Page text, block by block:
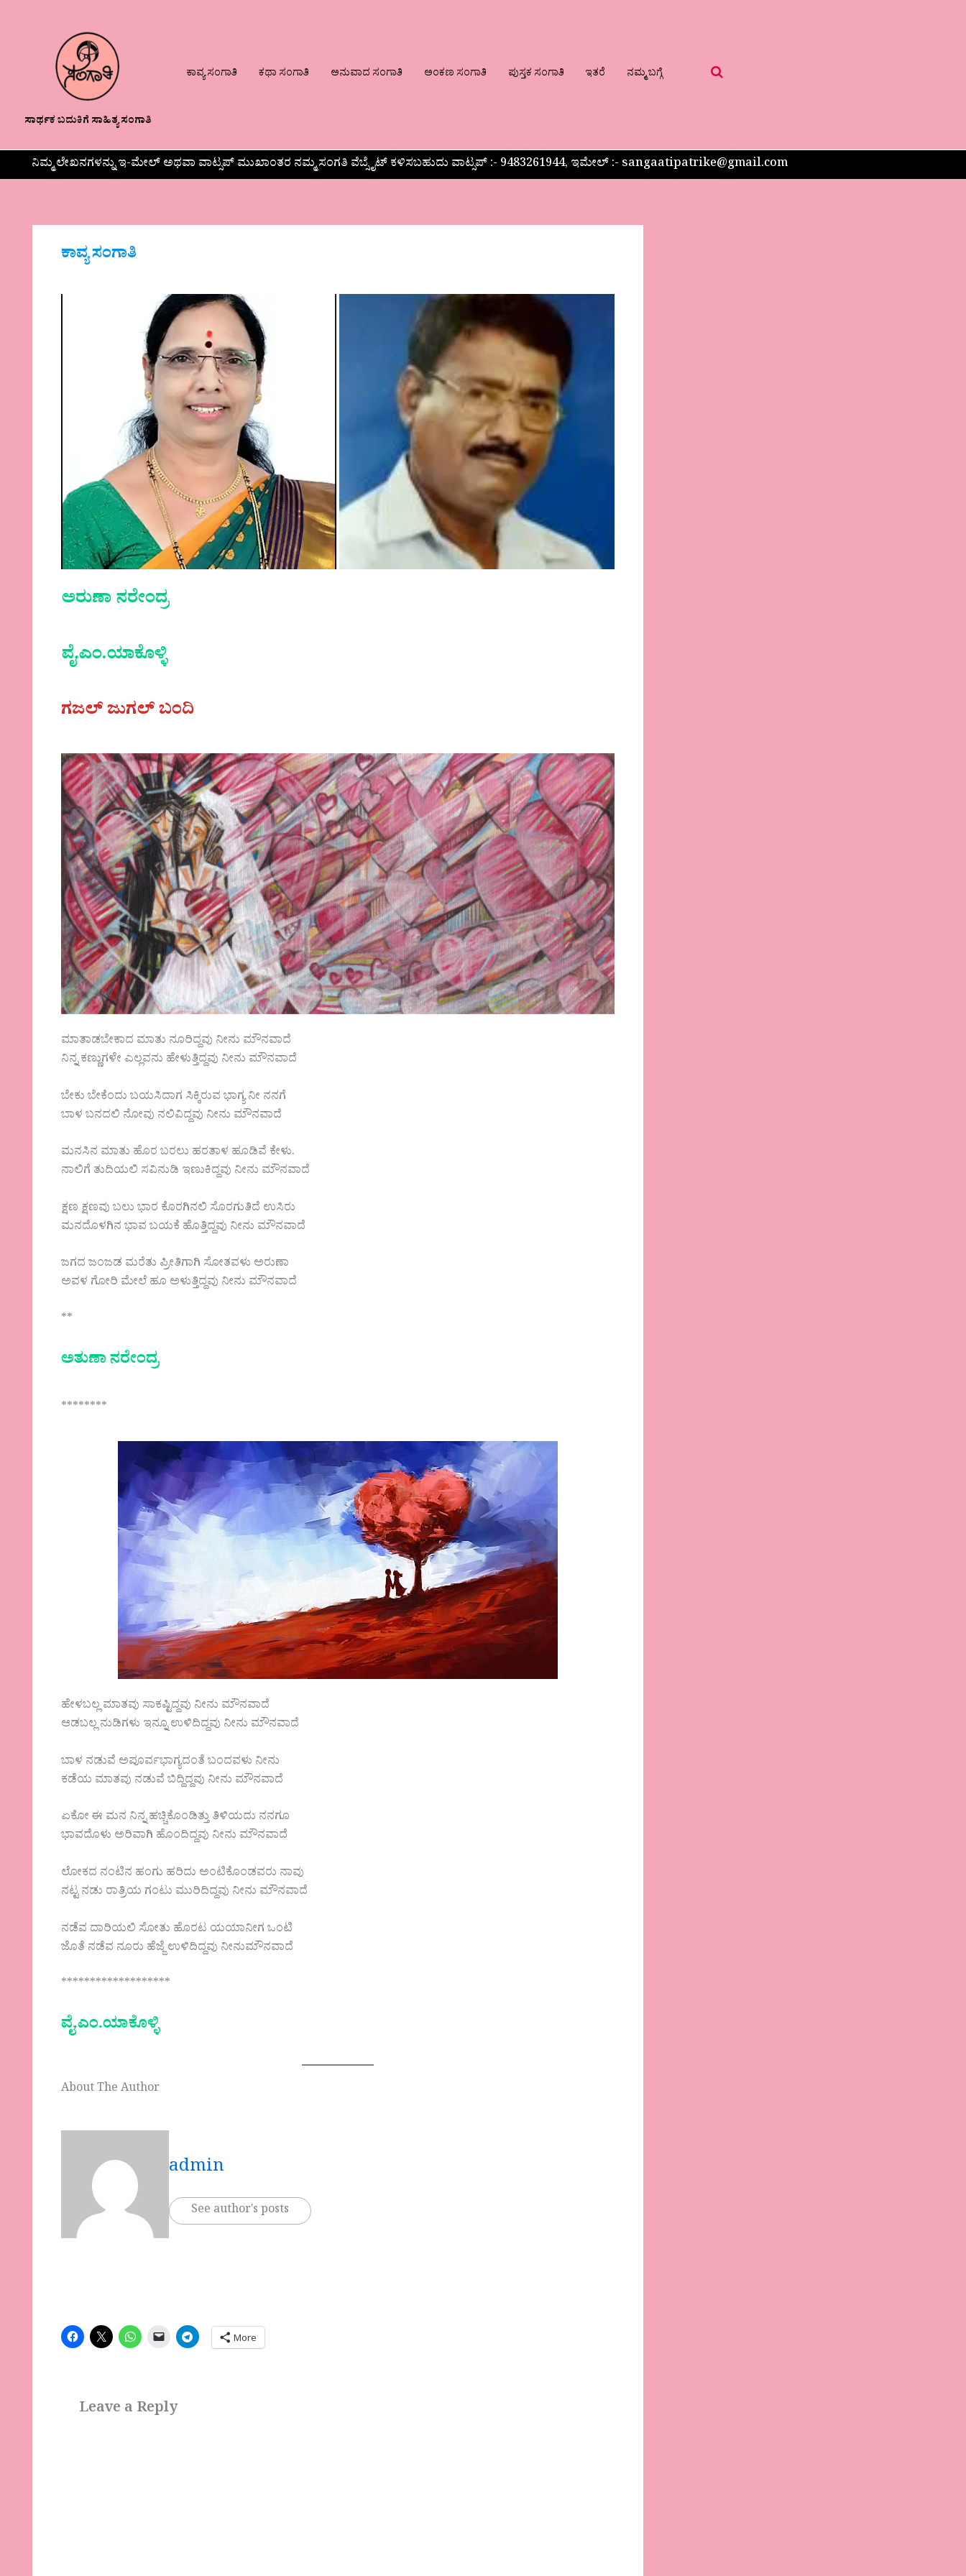
ಸಾರ್ಥಕ ಬದುಕಿಗೆ ಸಾಹಿತ್ಯ ಸಂಗಾತಿ
ಕಾವ್ಯ ಸಂಗಾತಿ ಕಥಾ ಸಂಗಾತಿ ಅನುವಾದ ಸಂಗಾತಿ ಅಂಕಣ ಸಂಗಾತಿ ಪುಸ್ತಕ ಸಂಗಾತಿ ಇತರೆ ನಮ್ಮ ಬಗ್ಗೆ
ನಿಮ್ಮ ಲೇಖನಗಳನ್ನು ಇ-ಮೇಲ್ ಅಥವಾ ವಾಟ್ಸಪ್ ಮುಖಾಂತರ ನಮ್ಮ ಸಂಗತಿ ವೆಬ್ಸೈಟ್ ಕಳಿಸಬಹುದು ವಾಟ್ಸಪ್‌ :- 9483261944, ಇಮೇಲ್ :- sangaatipatrike@gmail.com
ಕಾವ್ಯ ಸಂಗಾತಿ
ಅರುಣಾ ನರೇಂದ್ರ
ವೈ.ಎಂ.ಯಾಕೊಳ್ಳಿ
ಗಜಲ್ ಜುಗಲ್ ಬಂದಿ
ಮಾತಾಡಬೇಕಾದ ಮಾತು ನೂರಿದ್ದವು ನೀನು ಮೌನವಾದೆ
ನಿನ್ನ ಕಣ್ಣುಗಳೇ ಎಲ್ಲವನು ಹೇಳುತ್ತಿದ್ದವು ನೀನು ಮೌನವಾದೆ
ಬೇಕು ಬೇಕೆಂದು ಬಯಸಿದಾಗ ಸಿಕ್ಕಿರುವ ಭಾಗ್ಯ ನೀ ನನಗೆ
ಬಾಳ ಬನದಲಿ ನೋವು ನಲಿವಿದ್ದವು ನೀನು ಮೌನವಾದೆ
ಮನಸಿನ ಮಾತು ಹೊರ ಬರಲು ಹರತಾಳ ಹೂಡಿವೆ ಕೇಳು.
ನಾಲಿಗೆ ತುದಿಯಲಿ ಸವಿನುಡಿ ಇಣುಕಿದ್ದವು ನೀನು ಮೌನವಾದೆ
ಕ್ಷಣ ಕ್ಷಣವು ಬಲು ಭಾರ ಕೊರಗಿನಲಿ ಸೊರಗುತಿದೆ ಉಸಿರು
ಮನದೊಳಗಿನ ಭಾವ ಬಯಕೆ ಹೊತ್ತಿದ್ದವು ನೀನು ಮೌನವಾದೆ
ಜಗದ ಜಂಜಡ ಮರೆತು ಪ್ರೀತಿಗಾಗಿ ಸೋತವಳು ಅರುಣಾ
ಅವಳ ಗೋರಿ ಮೇಲೆ ಹೂ ಅಳುತ್ತಿದ್ದವು ನೀನು ಮೌನವಾದೆ
**
ಅತುಣಾ ನರೇಂದ್ರ
********
ಹೇಳಬಲ್ಲ‌ ಮಾತವು ಸಾಕಷ್ಟಿದ್ದವು ನೀನು ಮೌನವಾದೆ
ಆಡಬಲ್ಲ ನುಡಿಗಳು ಇನ್ನೂ ಉಳಿದಿದ್ದವು ನೀನು‌ ಮೌನವಾದೆ
ಬಾಳ ನಡುವೆ ಅಪೂರ್ವಭಾಗ್ಯದಂತೆ ಬಂದವಳು ನೀನು
ಕಡೆಯ ಮಾತವು ನಡುವೆ ಬಿದ್ದಿದ್ದವು ನೀನು ಮೌನವಾದೆ
ಏಕೋ‌ ಈ ಮನ ನಿನ್ನ ಹಚ್ಚಿಕೊಂಡಿತ್ತು ತಿಳಿಯದು ನನಗೂ
ಭಾವದೊಳು ಅರಿವಾಗಿ ಹೊಂದಿದ್ದವು ನೀನು ಮೌನವಾದೆ
ಲೋಕದ ನಂಟಿನ ಹಂಗು ಹರಿದು ಅಂಟಿಕೊಂಡವರು‌ ನಾವು
ನಟ್ಟ ನಡು ರಾತ್ರಿಯ ಗಂಟು ಮುರಿದಿದ್ದವು ‌ನೀನು ಮೌನವಾದೆ
ನಡೆವ ದಾರಿಯಲಿ ಸೋತು ಹೊರಟ ಯಯಾನೀಗ ಒಂಟಿ
ಜೊತೆ ನಡೆವ ನೂರು ಹೆಜ್ಜೆ ಉಳಿದಿದ್ದವು ನೀನು‌ಮೌನವಾದೆ
*******************
ವೈ.ಎಂ.ಯಾಕೊಳ್ಳಿ
About The Author
admin
See author's posts
More
Leave a Reply